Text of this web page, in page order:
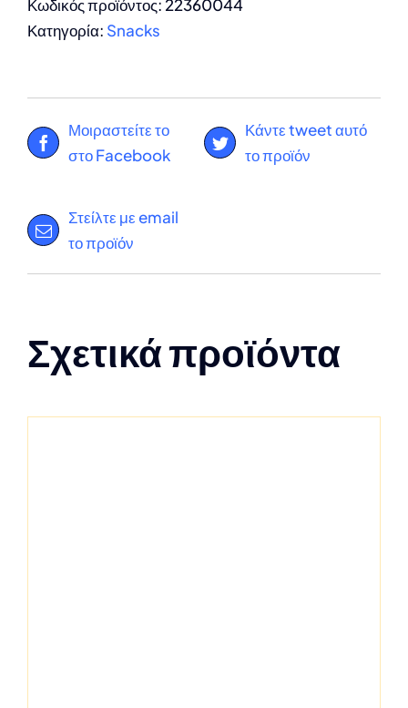
Κωδικός προϊόντος: 22360044
Κατηγορία: Snacks
Μοιραστείτε το
στο Facebook
Κάντε tweet αυτό
το προϊόν
Στείλτε με email
το προϊόν
Σχετικά προϊόντα